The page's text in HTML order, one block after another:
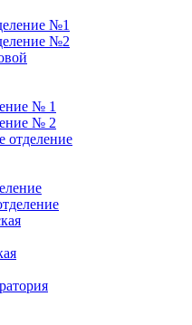
№1
№2
№ 1
№ 2
отделение